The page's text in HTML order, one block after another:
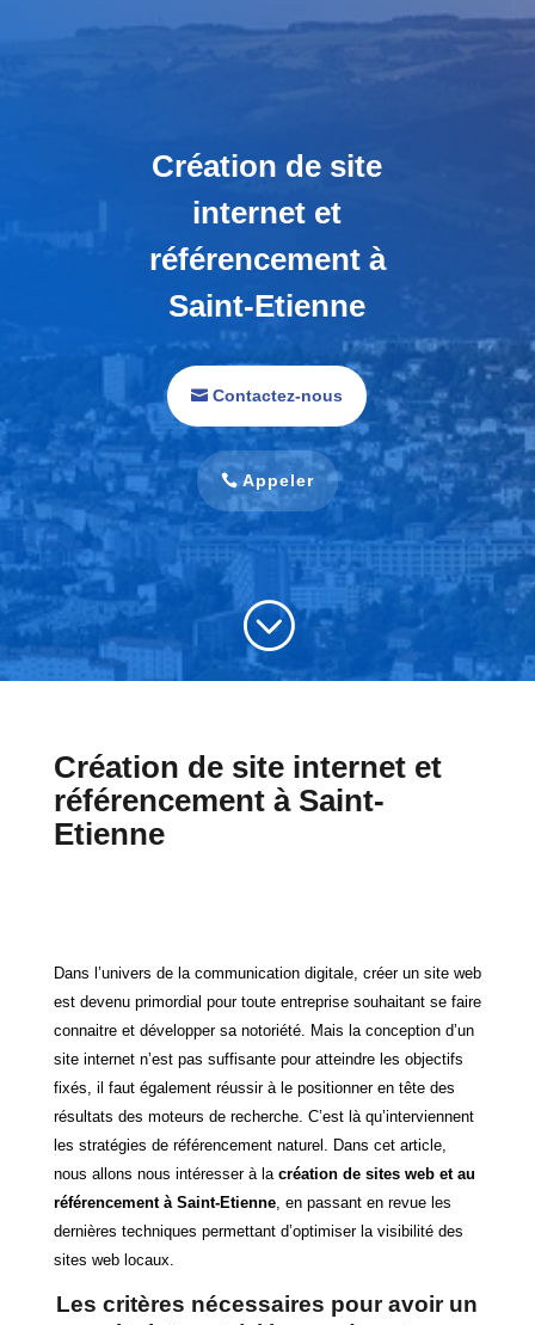
Création de site
internet et
référencement à
Saint-Etienne
Contactez-nous
Appeler
;
Création de site internet et
référencement à Saint-
Etienne
Dans l’univers de la communication digitale, créer un site web
est devenu primordial pour toute entreprise souhaitant se faire
connaitre et développer sa notoriété. Mais la conception d’un
site internet n’est pas suffisante pour atteindre les objectifs
fixés, il faut également réussir à le positionner en tête des
résultats des moteurs de recherche. C’est là qu’interviennent
les stratégies de référencement naturel. Dans cet article,
nous allons nous intéresser à la création de sites web et au
référencement à Saint-Etienne, en passant en revue les
dernières techniques permettant d’optimiser la visibilité des
sites web locaux.
Les critères nécessaires pour avoir un